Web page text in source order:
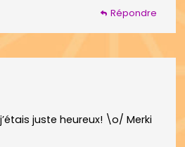
Répondre
juste heureux! \o/ Merki